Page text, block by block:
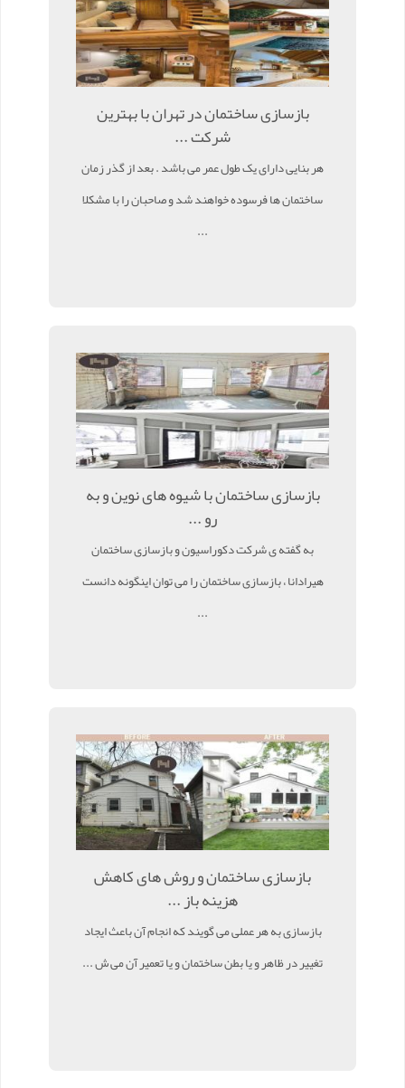
بازسازی ساختمان در تهران با بهترین
شرکت ...
هر بنایی دارای یک طول عمر می باشد . بعد از گذر زمان
ساختمان ها فرسوده خواهند شد و صاحبان را با مشکلا
...
بازسازی ساختمان با شیوه های نوین و به
رو ...
به گفته ی شرکت دکوراسیون و بازسازی ساختمان
هیرادانا ، بازسازی ساختمان را می توان اینگونه دانست
...
بازسازی ساختمان و روش های کاهش
هزینه باز ...
بازسازی به هر عملی می گویند که انجام آن باعث ایجاد
تغییر در ظاهر و یا بطن ساختمان و یا تعمیر آن می ش ...